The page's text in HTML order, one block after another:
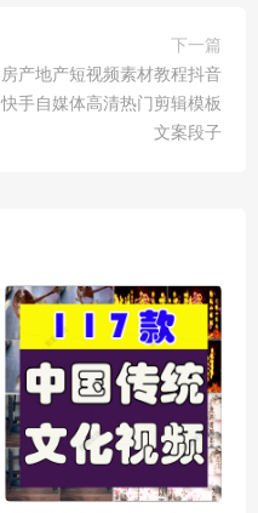
下一篇
房产地产短视频素材教程抖音
快手自媒体高清热门剪辑模板
文案段子